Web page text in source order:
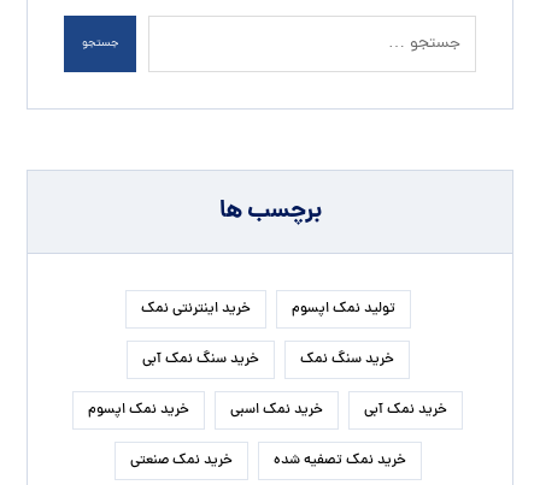
جستجو
برچسب ها
تولید نمک اپسوم خرید اینترنتی نمک
خرید سنگ نمک خرید سنگ نمک آبی
خرید نمک آبی خرید نمک اسبی خرید نمک اپسوم
خرید نمک تصفیه شده خرید نمک صنعتی